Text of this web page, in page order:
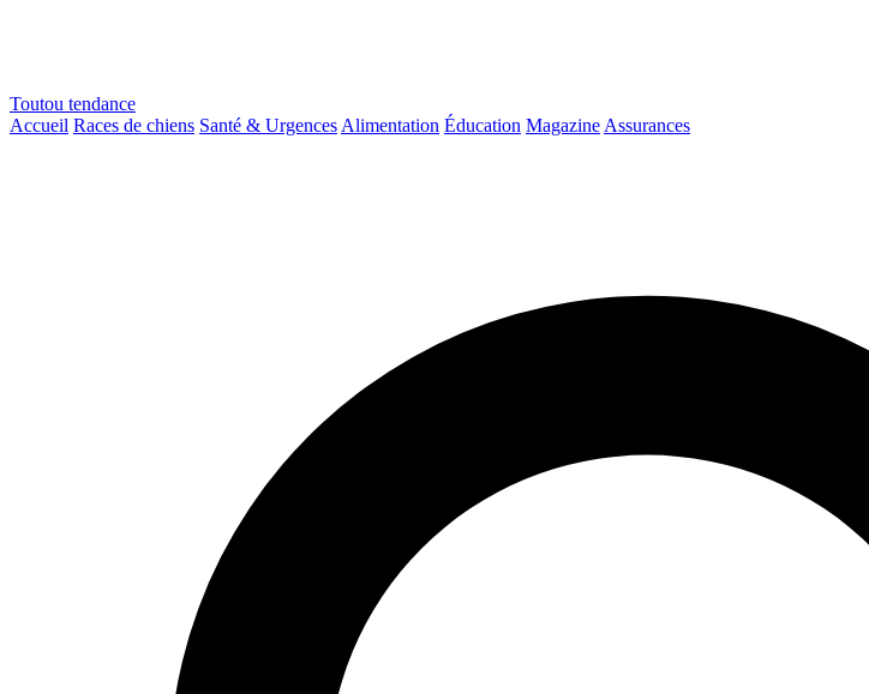
Toutou tendance
Accueil Races de chiens Santé & Urgences Alimentation Éducation Magazine Assurances